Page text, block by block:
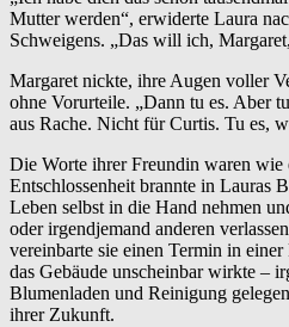
Mutter werden“, erwiderte Laura
Schweigens. „Das will ich,
Margaret nickte, ihre Augen voller
ohne Vorurteile. „Dann tu es. Aber
aus Rache. Nicht für Curtis. Tu es,
Die Worte ihrer Freundin waren
Entschlossenheit brannte in Lauras
Leben selbst in die Hand nehmen
oder irgendjemand anderen
vereinbarte sie einen Termin in
das Gebäude unscheinbar wirkte –
Blumenladen und Reinigung
ihrer Zukunft.